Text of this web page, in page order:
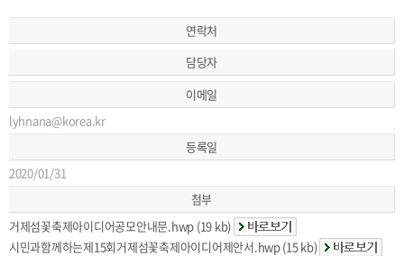
연락처
담당자
이메일
lyhnana@korea.kr
등록일
2020/01/31
첨부
거제섬꽃축제아이디어공모안내문.hwp (19 kb)
시민과함께하는제15회거제섬꽃축제아이디어제안서.hwp (15 kb)